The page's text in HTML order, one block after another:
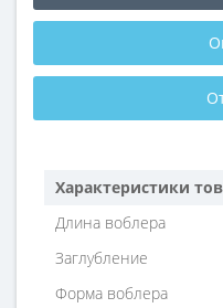
Характеристики
Длина воблера
Заглубление
Форма воблера